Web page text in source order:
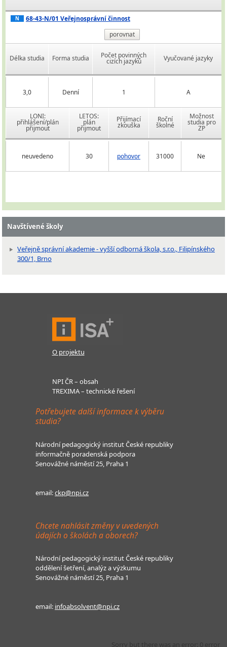
N
68-43-N/01 Veřejnosprávní činnost
porovnat
Délka studia Forma studia Počet povinných
cizích jazyků Vyučované jazyky
3,0 Denní 1 A
LONI:
přihlášení/plán
přijmout
LETOS:
plán
přijmout
Přijímací
zkouška
Roční
školné
Možnost
studia pro
ZP
neuvedeno 30 pohovor 31000 Ne
Navštívené školy
Veřejně správní akademie - vyšší odborná škola, s.r.o., Filipínského
300/1, Brno
Sorry but there was an error: 0 error
O projektu
NPI ČR – obsah
TREXIMA – technické řešení
Potřebujete další informace k výběru
studia?
Národní pedagogický institut České republiky
informačně poradenská podpora
Senovážné náměstí 25, Praha 1
email:ckp@npi.cz
Chcete nahlásit změny v uvedených
údajích o školách a oborech?
Národní pedagogický institut České republiky
oddělení šetření, analýz a výzkumu
Senovážné náměstí 25, Praha 1
email: infoabsolvent@npi.cz